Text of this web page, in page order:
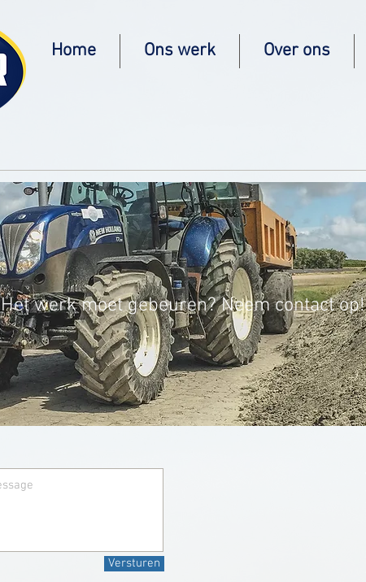
Home Ons werk Over ons
Het werk moet gebeuren? Neem contact op!
Versturen